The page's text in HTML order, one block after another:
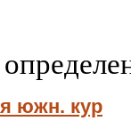
южн. кур